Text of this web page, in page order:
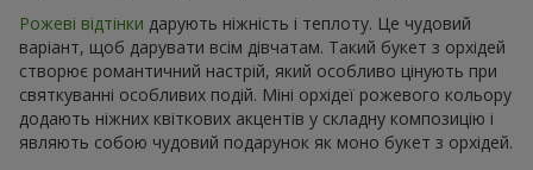
Рожеві відтінки дарують ніжність і теплоту. Це чудовий
варіант, щоб дарувати всім дівчатам. Такий букет з орхідей
створює романтичний настрій, який особливо цінують при
святкуванні особливих подій. Міні орхідеї рожевого кольору
додають ніжних квіткових акцентів у складну композицію і
являють собою чудовий подарунок як моно букет з орхідей.